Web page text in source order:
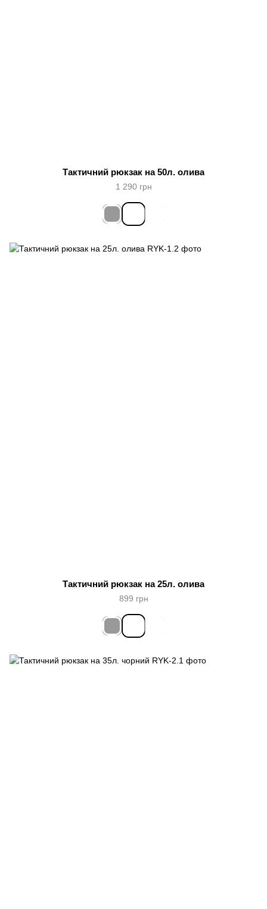
Тактичний рюкзак на 50л. олива
1 290 грн
Тактичний рюкзак на 25л. олива
899 грн